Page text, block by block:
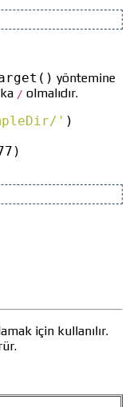
yöntemine
/ olmalıdır.
' )
için kullanılır.